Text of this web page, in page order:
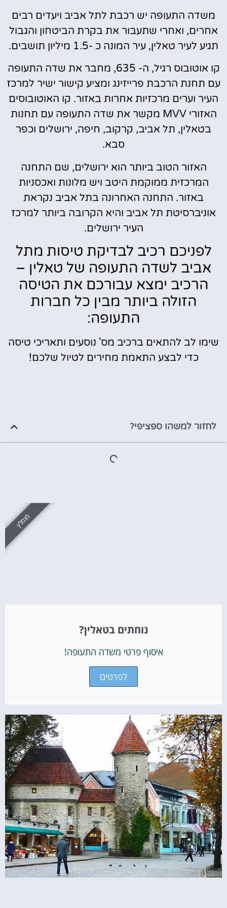
משדה התעופה יש רכבת לתל אביב ויעדים רבים
אחרים, ואחרי שתעבור את בקרת הביטחון והגבול
תגיע לעיר טאלין, עיר המונה כ -1.5 מיליון תושבים.
קו אוטובוס רגיל, ה- 635, מחבר את שדה התעופה
עם תחנת הרכבת פרייזינג ומציע קישור ישיר למרכז
העיר וערים מרכזיות אחרות באזור. קו האוטובוסים
האזורי MVV מקשר את שדה התעופה עם תחנות
בטאלין, תל אביב, קרקוב, חיפה, ירושלים וכפר
סבא.
האזור הטוב ביותר הוא ירושלים, שם התחנה
המרכזית ממוקמת היטב ויש מלונות ואכסניות
באזור. התחנה האחרונה בתל אביב נקראת
אוניברסיטת תל אביב והיא הקרובה ביותר למרכז
העיר ירושלים.
לפניכם רכיב לבדיקת טיסות מתל
אביב לשדה התעופה של טאלין –
הרכיב ימצא עבורכם את הטיסה
הזולה ביותר מבין כל חברות
התעופה:
שימו לב להתאים ברכיב מס' נוסעים ותאריכי טיסה
כדי לבצע התאמת מחירים לטיול שלכם!
לחזור למשהו ספציפי?
נוחתים בטאלין?
איסוף פרטי משדה התעופה!
לפרטים
מומלץ